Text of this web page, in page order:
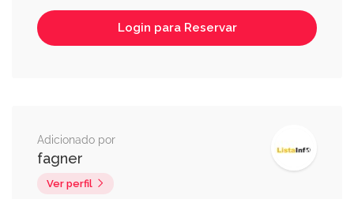
Login para Reservar
Adicionado por
fagner
Ver perfil